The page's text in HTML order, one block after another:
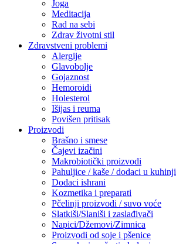
Joga
Meditacija
Rad na sebi
Zdrav životni stil
Zdravstveni problemi
Alergije
Glavobolje
Gojaznost
Hemoroidi
Holesterol
Išijas i reuma
Povišen pritisak
Proizvodi
Brašno i smese
Čajevi izačini
Makrobiotički proizvodi
Pahuljice / kaše / dodaci u kuhinji
Dodaci ishrani
Kozmetika i preparati
Pčelinji proizvodi / suvo voće
Slatkiši/Slaniši i zaslađivači
Napici/Džemovi/Zimnica
Proizvodi od soje i pšenice